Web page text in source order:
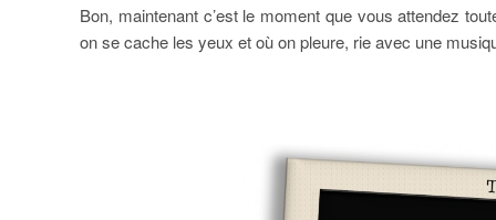
Bon, maintenant c’est le moment que vous attendez
on se cache les yeux et où on pleure, rie avec une